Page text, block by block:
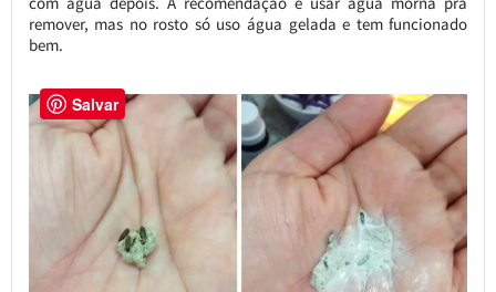
remover, mas no rosto só uso água gelada e tem funcionado
bem.
Salvar